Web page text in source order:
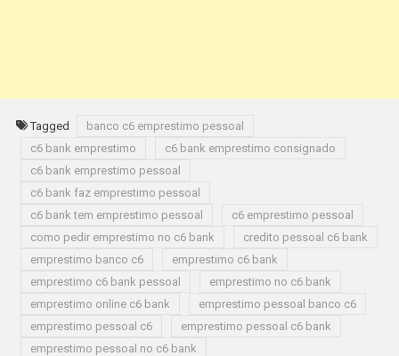
Tagged
banco c6 emprestimo pessoal
c6 bank emprestimo
c6 bank emprestimo consignado
c6 bank emprestimo pessoal
c6 bank faz emprestimo pessoal
c6 bank tem emprestimo pessoal
c6 emprestimo pessoal
como pedir emprestimo no c6 bank
credito pessoal c6 bank
emprestimo banco c6
emprestimo c6 bank
emprestimo c6 bank pessoal
emprestimo no c6 bank
emprestimo online c6 bank
emprestimo pessoal banco c6
emprestimo pessoal c6
emprestimo pessoal c6 bank
emprestimo pessoal no c6 bank